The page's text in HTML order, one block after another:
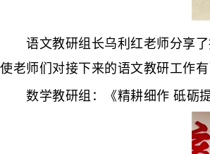
语文教研组长乌利红老师分享了
使老师们对接下来的语文教研工作
数学教研组：《精耕细作 砥砺提